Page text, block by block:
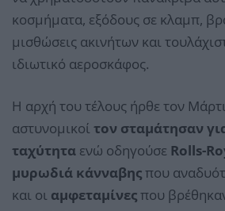
κοσμήματα, εξόδους σε κλαμπ,
μισθώσεις ακινήτων και
ιδιωτικό αεροσκάφος.
Η αρχή του τέλους ήρθε τον
αστυνομικοί τον σταμάτησαν
ταχύτητα ενώ οδηγούσε Rolls-
μυρωδιά κάνναβηςπου
και οι αμφεταμίνεςπου